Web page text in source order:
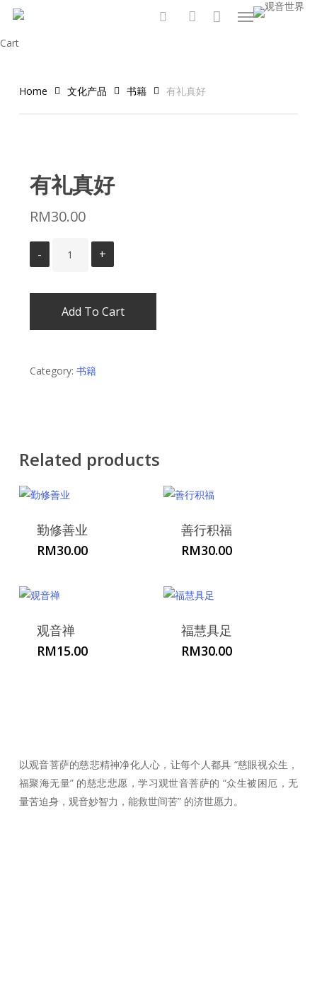
Skip
main
Menu
CartClose
Home 文化产品 书籍 有礼真好
有礼真好
RM30.00
Add To Cart
Category: 书籍
Related products
勤修善业
RM30.00
善行积福
RM30.00
观音禅
RM15.00
福慧具足
RM30.00
以观音菩萨的慈悲精神净化人心，让每个人都具 “慈眼视众生，
福聚海无量” 的慈悲悲愿，学习观世音菩萨的 “众生被困厄，无
量苦迫身，观音妙智力，能救世间苦” 的济世愿力。